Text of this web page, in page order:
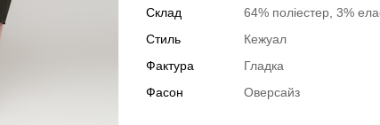
Склад
64% поліестер, 3%
Стиль
Кежуал
Фактура
Гладка
Фасон
Оверсайз